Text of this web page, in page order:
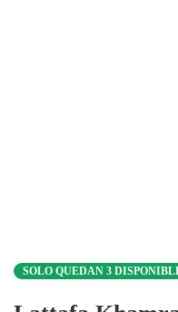
SOLO QUEDAN 3